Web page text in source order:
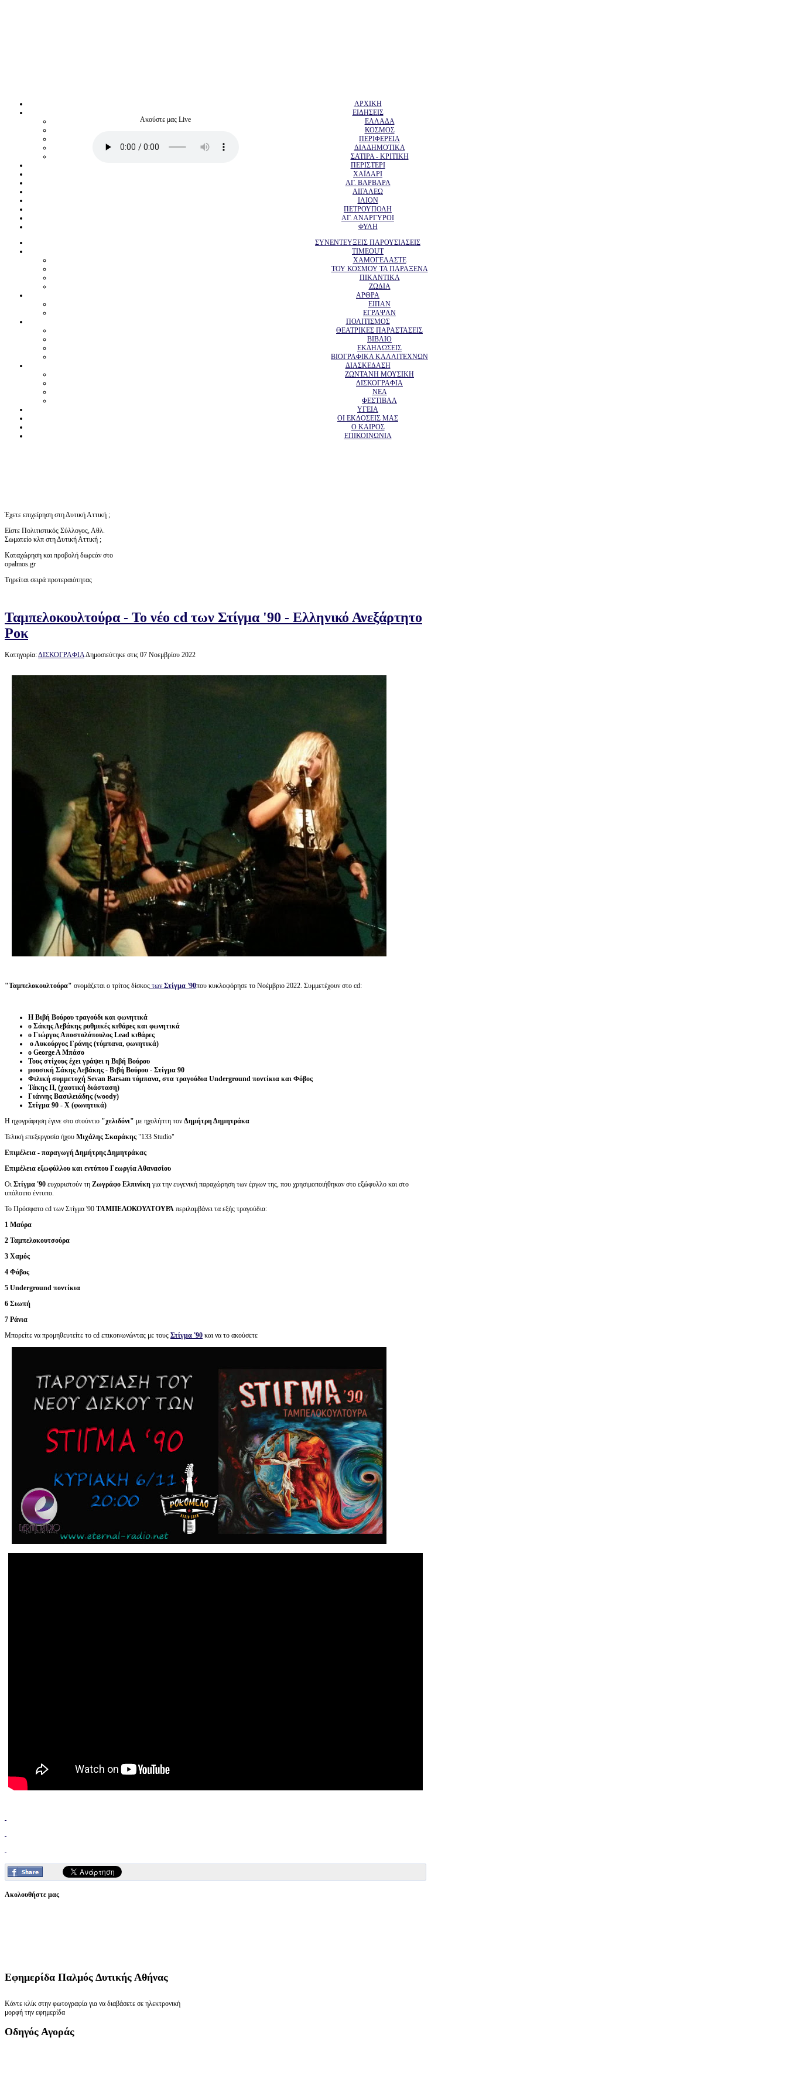
Ακούστε μας Live
ΑΡΧΙΚΗ
ΕΙΔΗΣΕΙΣ
ΕΛΛΑΔΑ
ΚΟΣΜΟΣ
ΠΕΡΙΦΕΡΕΙΑ
ΔΙΑΔΗΜΟΤΙΚΑ
ΣΑΤΙΡΑ - ΚΡΙΤΙΚΗ
ΠΕΡΙΣΤΕΡΙ
ΧΑΪΔΑΡΙ
ΑΓ. ΒΑΡΒΑΡΑ
ΑΙΓΑΛΕΩ
ΙΛΙΟΝ
ΠΕΤΡΟΥΠΟΛΗ
ΑΓ. ΑΝΑΡΓΥΡΟΙ
ΦΥΛΗ
ΣΥΝΕΝΤΕΥΞΕΙΣ ΠΑΡΟΥΣΙΑΣΕΙΣ
TIMEOUT
ΧΑΜΟΓΕΛΑΣΤΕ
ΤΟΥ ΚΟΣΜΟΥ ΤΑ ΠΑΡΑΞΕΝΑ
ΠΙΚΑΝΤΙΚΑ
ΖΩΔΙΑ
ΑΡΘΡΑ
ΕΙΠΑΝ
ΕΓΡΑΨΑΝ
ΠΟΛΙΤΙΣΜΟΣ
ΘΕΑΤΡΙΚΕΣ ΠΑΡΑΣΤΑΣΕΙΣ
ΒΙΒΛΙΟ
ΕΚΔΗΛΩΣΕΙΣ
ΒΙΟΓΡΑΦΙΚΑ ΚΑΛΛΙΤΕΧΝΩΝ
ΔΙΑΣΚΕΔΑΣΗ
ΖΩΝΤΑΝΗ ΜΟΥΣΙΚΗ
ΔΙΣΚΟΓΡΑΦΙΑ
ΝΕΑ
ΦΕΣΤΙΒΑΛ
ΥΓΕΙΑ
ΟΙ ΕΚΔΟΣΕΙΣ ΜΑΣ
Ο ΚΑΙΡΟΣ
ΕΠΙΚΟΙΝΩΝΙΑ
Έχετε επιχείρηση στη Δυτική Αττική ;
Είστε Πολιτιστικός Σύλλογος, Αθλ.
Σωματείο κλπ στη Δυτική Αττική ;
Καταχώρηση και προβολή δωρεάν στο
opalmos.gr
Τηρείται σειρά προτεραιότητας
Ταμπελοκουλτούρα - Το νέο cd των Στίγμα '90 - Ελληνικό Ανεξάρτητο
Ροκ
Κατηγορία:ΔΙΣΚΟΓΡΑΦΙΑΔημοσιεύτηκε στις 07 Νοεμβρίου 2022
"Ταμπελοκουλτούρα" ονομάζεται ο τρίτος δίσκος των Στίγμα '90που κυκλοφόρησε το Νοέμβριο 2022. Συμμετέχουν στο cd:
Η Βιβή Βούρου τραγούδι και φωνητικά
ο Σάκης Λεβάκης ρυθμικές κιθάρες και φωνητικά
ο Γιώργος Αποστολόπουλος Lead κιθάρες
ο Λυκούργος Γράνης (τύμπανα, φωνητικά)
ο George A Μπάσο
Τους στίχους έχει γράψει η Βιβή Βούρου
μουσική Σάκης Λεβάκης - Βιβή Βούρου - Στίγμα 90
Φιλική συμμετοχή Sevan Barsam τύμπανα, στα τραγούδια Underground ποντίκια και Φόβος
Τάκης Π, (χαοτική διάσταση)
Γιάννης Βασιλειάδης (woody)
Στίγμα 90 - X (φωνητικά)
Η ηχογράφηση έγινε στο στούντιο "χελιδόνι" με ηχολήπτη τον Δημήτρη Δημητράκα
Τελική επεξεργασία ήχου Μιχάλης Σκαράκης "133 Studio"
Επιμέλεια - παραγωγή Δημήτρης Δημητράκας
Επιμέλεια εξωφύλλου και εντύπου Γεωργία Αθανασίου
Οι Στίγμα '90 ευχαριστούν τη Ζωγράφο Ελπινίκη για την ευγενική παραχώρηση των έργων της, που χρησιμοποιήθηκαν στο εξώφυλλο και στο
υπόλοιπο έντυπο.
Το Πρόσφατο cd των Στίγμα '90 ΤΑΜΠΕΛΟΚΟΥΛΤΟΥΡΑ περιλαμβάνει τα εξής τραγούδια:
1 Μαύρα
2 Ταμπελοκουτσούρα
3 Χαμός
4 Φόβος
5 Underground ποντίκια
6 Σιωπή
7 Ράνια
Μπορείτε να προμηθευτείτε το cd επικοινωνώντας με τους Στίγμα '90 και να το ακούσετε
Ακολουθήστε μας
Εφημερίδα Παλμός Δυτικής Αθήνας
Κάντε κλίκ στην φωτογραφία για να διαβάσετε σε ηλεκτρονική
μορφή την εφημερίδα
Οδηγός Αγοράς